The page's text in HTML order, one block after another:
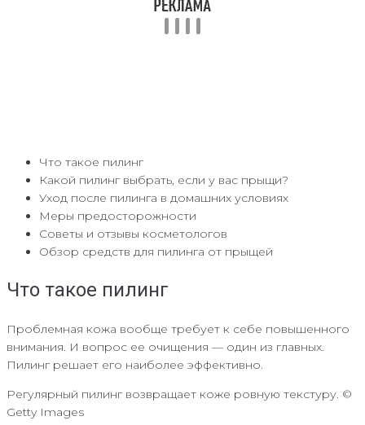
Что такое пилинг
Какой пилинг выбрать, если у вас прыщи?
Уход после пилинга в домашних условиях
Меры предосторожности
Советы и отзывы косметологов
Обзор средств для пилинга от прыщей
Что такое пилинг
Проблемная кожа вообще требует к себе повышенного
внимания. И вопрос ее очищения — один из главных.
Пилинг решает его наиболее эффективно.
Регулярный пилинг возвращает коже ровную текстуру. ©
Getty Images